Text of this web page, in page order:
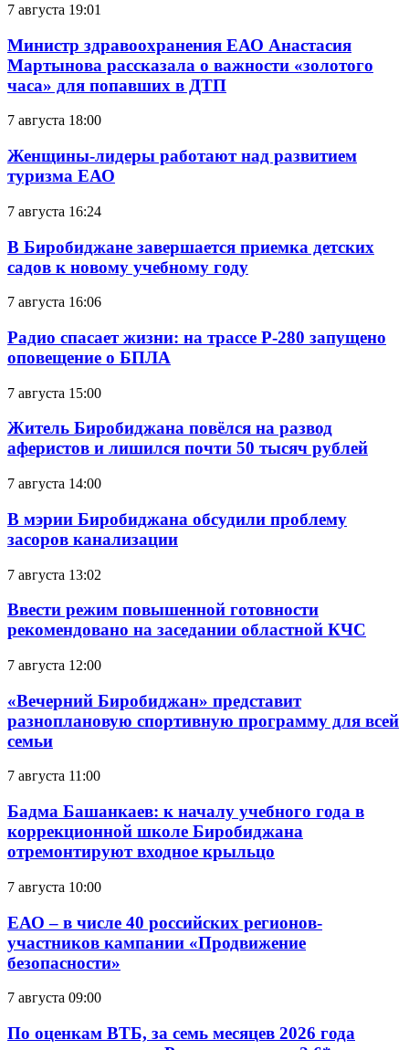
7 августа 19:01
Министр здравоохранения ЕАО Анастасия
Мартынова рассказала о важности «золотого
часа» для попавших в ДТП
7 августа 18:00
Женщины-лидеры работают над развитием
туризма ЕАО
7 августа 16:24
В Биробиджане завершается приемка детских
садов к новому учебному году
7 августа 16:06
Радио спасает жизни: на трассе Р-280 запущено
оповещение о БПЛА
7 августа 15:00
Житель Биробиджана повёлся на развод
аферистов и лишился почти 50 тысяч рублей
7 августа 14:00
В мэрии Биробиджана обсудили проблему
засоров канализации
7 августа 13:02
Ввести режим повышенной готовности
рекомендовано на заседании областной КЧС
7 августа 12:00
«Вечерний Биробиджан» представит
разноплановую спортивную программу для всей
семьи
7 августа 11:00
Бадма Башанкаев: к началу учебного года в
коррекционной школе Биробиджана
отремонтируют входное крыльцо
7 августа 10:00
ЕАО – в числе 40 российских регионов-
участников кампании «Продвижение
безопасности»
7 августа 09:00
По оценкам ВТБ, за семь месяцев 2026 года